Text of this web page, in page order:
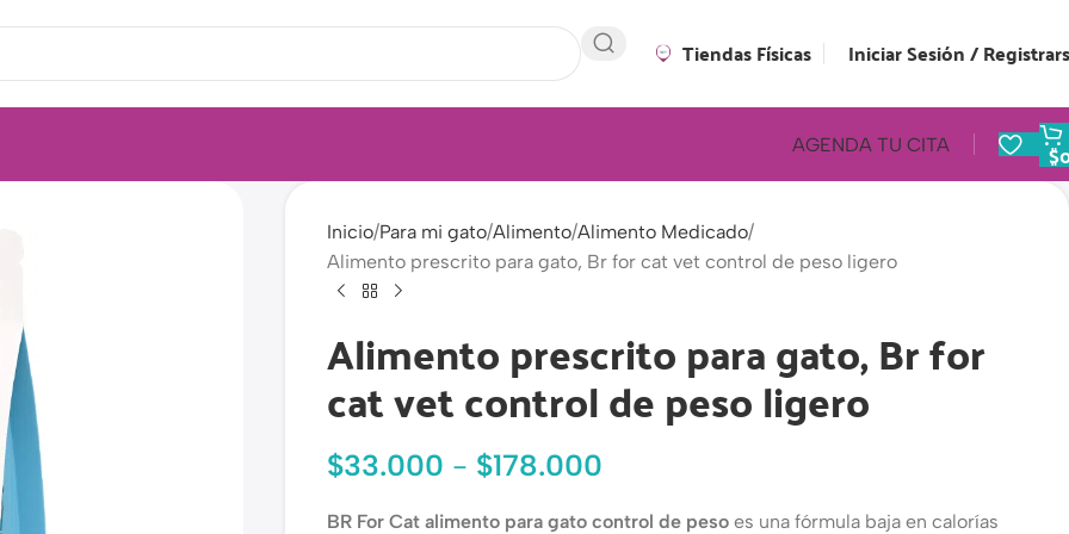
Tiendas Físicas Iniciar Sesión /
AGENDA TU CITA $
Inicio Para mi gato Alimento Alimento Medicado
Alimento prescrito para gato, Br for cat vet control de peso ligero
Alimento prescrito para gato, Br for
cat vet control de peso ligero
$33.000 - $178.000
BR For Cat alimento para gato control de peso es una fórmula baja en calorías